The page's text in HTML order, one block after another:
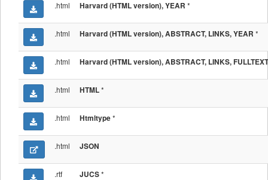
.html Harvard (HTML version), YEAR *
.html Harvard (HTML version), ABSTRACT, LINKS, YEAR *
.html Harvard (HTML version), ABSTRACT, LINKS,
.html HTML*
.html Htmltype*
.html JSON
.rtf JUCS*